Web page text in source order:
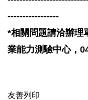
-----------------
*相關問題請洽辦理
業能力測驗中心，
友善列印